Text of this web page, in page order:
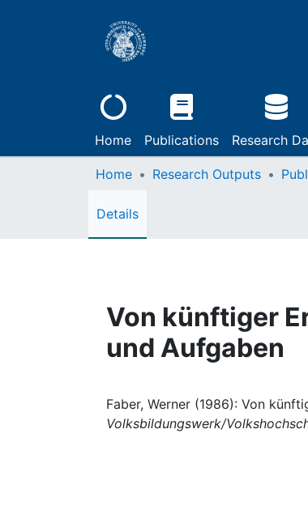
Home Publications Research
Home Research Outputs
Details
Von künftiger
und Aufgaben
Faber, Werner (1986): Von
Volksbildungswerk/